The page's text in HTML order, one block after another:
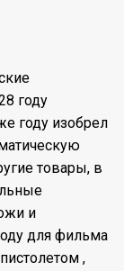
году
году изобрел
товары, в
и
для фильма
,